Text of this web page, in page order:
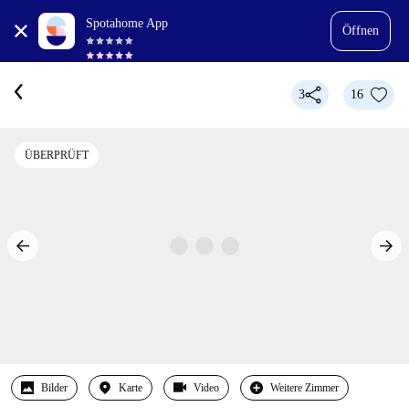
Spotahome App
Öffnen
3 16
ÜBERPRÜFT
Bilder Karte Video Weitere Zimmer